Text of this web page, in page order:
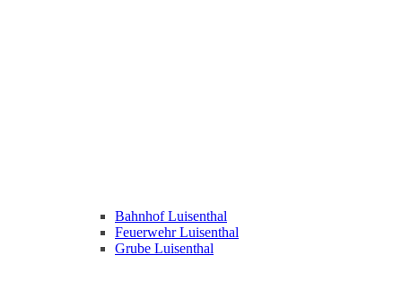
Bahnhof Luisenthal
Feuerwehr Luisenthal
Grube Luisenthal